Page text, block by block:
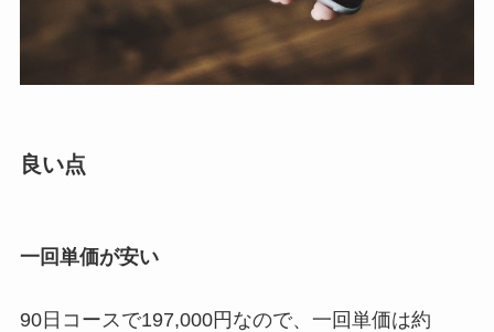
良い点
一回単価が安い
90日コースで197,000円なので、一回単価は約